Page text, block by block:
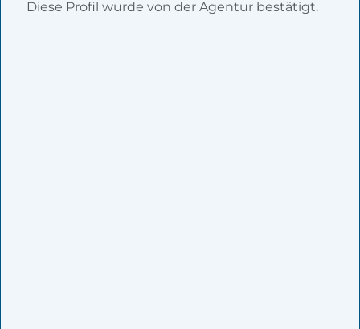
Diese Profil wurde von der Agentur bestätigt.